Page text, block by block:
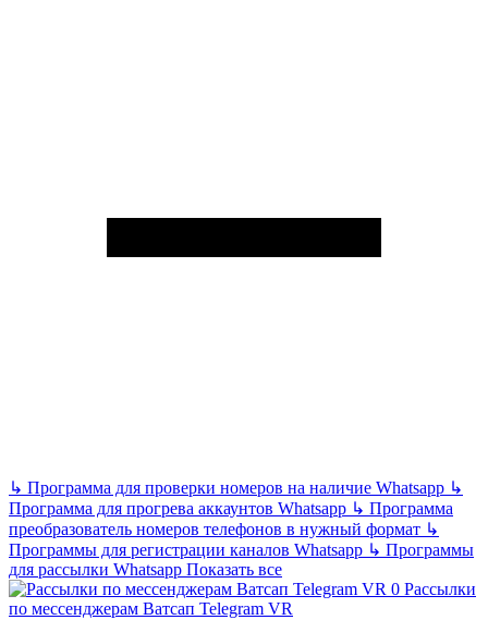
↳ Программа для проверки номеров на наличие Whatsapp ↳
Программа для прогрева аккаунтов Whatsapp ↳ Программа
преобразователь номеров телефонов в нужный формат ↳
Программы для регистрации каналов Whatsapp ↳ Программы
для рассылки Whatsapp Показать все
Рассылки
по мессенджерам Ватсап Telegram VR